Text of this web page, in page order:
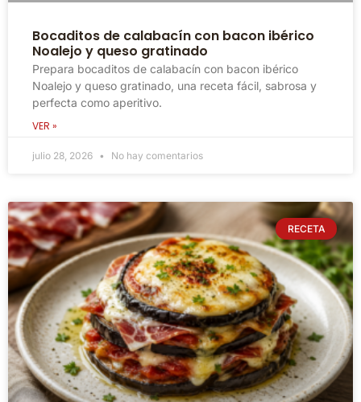
Bocaditos de calabacín con bacon ibérico
Noalejo y queso gratinado
Prepara bocaditos de calabacín con bacon ibérico
Noalejo y queso gratinado, una receta fácil, sabrosa y
perfecta como aperitivo.
VER »
julio 28, 2026 No hay comentarios
RECETA